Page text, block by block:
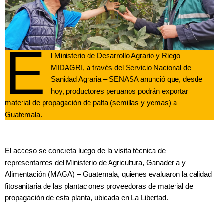
E
l Ministerio de Desarrollo Agrario y Riego –
MIDAGRI, a través del Servicio Nacional de
Sanidad Agraria – SENASA anunció que, desde
hoy, productores peruanos podrán exportar
material de propagación de palta (semillas y yemas) a
Guatemala.
El acceso se concreta luego de la visita técnica de
representantes del Ministerio de Agricultura, Ganadería y
Alimentación (MAGA) – Guatemala, quienes evaluaron la calidad
fitosanitaria de las plantaciones proveedoras de material de
propagación de esta planta, ubicada en La Libertad.